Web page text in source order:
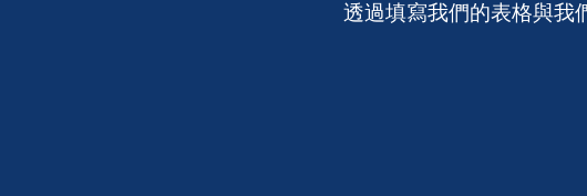
透過填寫我們的表格與我